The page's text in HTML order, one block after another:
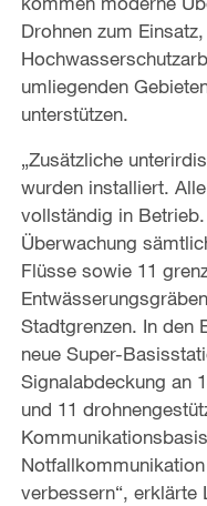
Drohnen zum
umliegenden
unterstützen.
„Zusätzliche
wurden installiert.
vollständig in
Überwachung
Flüsse sowie 11
Stadtgrenzen. In den
neue Super-
Signalabdeckung an
und 11
verbessern“, erklärte